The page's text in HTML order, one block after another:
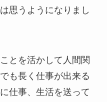
思うようになりまし
とを活かして人間関
も長く仕事が出来る
仕事、生活を送って